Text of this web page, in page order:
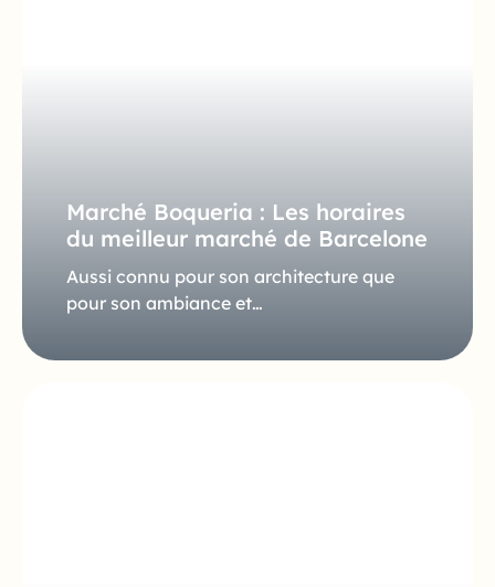
Marché Boqueria : Les horaires
du meilleur marché de Barcelone
Aussi connu pour son architecture que
pour son ambiance et…